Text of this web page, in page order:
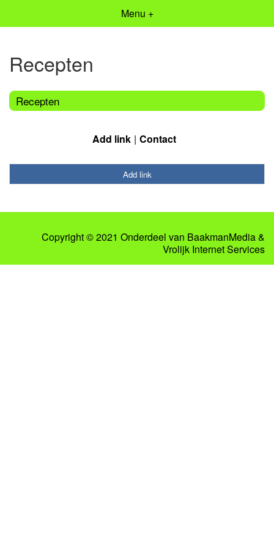
Menu +
Recepten
Recepten
Add link Contact
Add link
Copyright © 2021 Onderdeel van BaakmanMedia&
Vrolijk Internet Services